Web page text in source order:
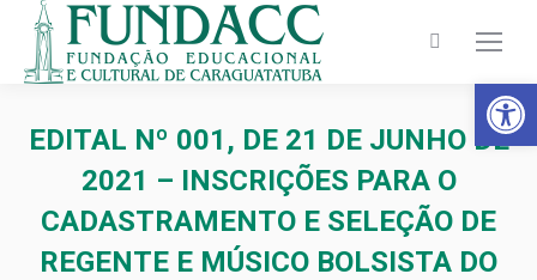
Barra de
Search:
EDITAL Nº 001, DE 21 DE JUNHO DE
2021 – INSCRIÇÕES PARA O
CADASTRAMENTO E SELEÇÃO DE
REGENTE E MÚSICO BOLSISTA DO